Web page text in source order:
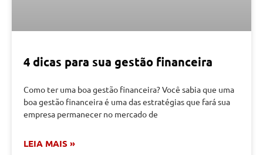
4 dicas para sua gestão financeira
Como ter uma boa gestão financeira? Você sabia que uma
boa gestão financeira é uma das estratégias que fará sua
empresa permanecer no mercado de
LEIA MAIS »